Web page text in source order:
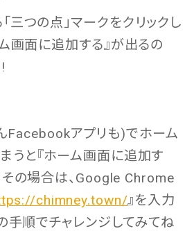
つの点」マークをクリックし
ム画面に追加する』が出るの
Facebookアプリも)でホーム
うと『ホーム画面に追加す
その場合は、Google Chrome
chimney.town/』を入力
手順でチャレンジしてみてね